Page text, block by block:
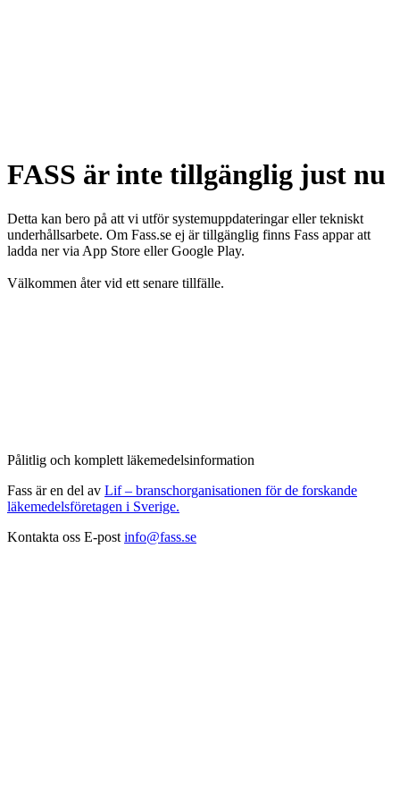
FASS är inte tillgänglig just nu
Detta kan bero på att vi utför systemuppdateringar eller tekniskt
underhållsarbete. Om Fass.se ej är tillgänglig finns Fass appar att
ladda ner via App Store eller Google Play.
Välkommen åter vid ett senare tillfälle.
Pålitlig och komplett läkemedelsinformation
Fass är en del av Lif – branschorganisationen för de forskande
läkemedelsföretagen i Sverige.
Kontakta oss E-post info@fass.se